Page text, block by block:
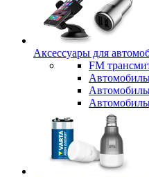
Аксессуары для
FM